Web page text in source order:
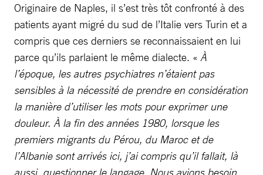
Originaire de Naples, il s’est très tôt confronté à des
patients ayant migré du sud de l’Italie vers Turin et a
compris que ces derniers se reconnaissaient en lui
parce qu’ils parlaient le même dialecte. « À
l’époque, les autres psychiatres n’étaient pas
sensibles à la nécessité de prendre en considération
la manière d’utiliser les mots pour exprimer une
douleur. À la fin des années 1980, lorsque les
premiers migrants du Pérou, du Maroc et de
l’Albanie sont arrivés ici, j’ai compris qu’il fallait, là
aussi, questionner le langage. Nous avions besoin